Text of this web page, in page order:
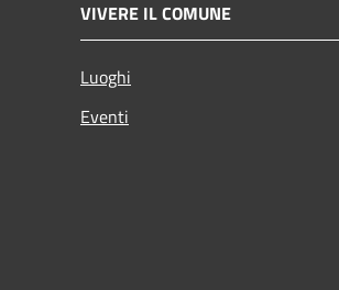
VIVERE IL COMUNE
Luoghi
Eventi